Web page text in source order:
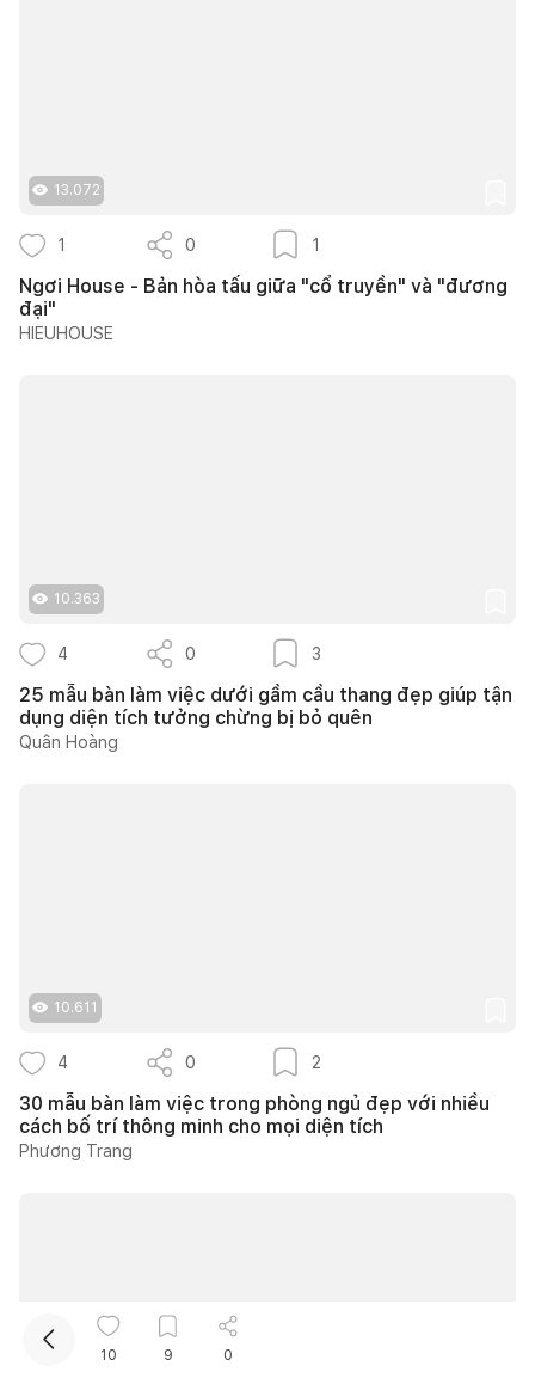
13.072
1 0 1
Ngơi House - Bản hòa tấu giữa "cổ truyền" và "đương
đại"
HIEUHOUSE
10.363
4 0 3
25 mẫu bàn làm việc dưới gầm cầu thang đẹp giúp tận
dụng diện tích tưởng chừng bị bỏ quên
Quân Hoàng
10.611
4 0 2
30 mẫu bàn làm việc trong phòng ngủ đẹp với nhiều
cách bố trí thông minh cho mọi diện tích
Phương Trang
10 9 0